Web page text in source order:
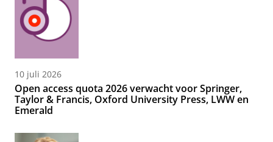
10 juli 2026
Open access quota 2026 verwacht voor Springer,
Taylor & Francis, Oxford University Press, LWW en
Emerald